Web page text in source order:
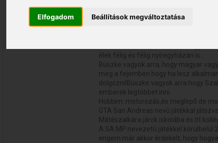
Elfogadom Beállítások megváltoztatása
313
«Dátum:2012. augusztus 14. - 01:32:03 »
élek félig és félig nyíregyházán is...
Büszke vagyok arra, hogy magyar
meg a fejemben hogy ha lesz
dolgozni!Büszke vagyok arra hogy
emberek legtöbbet inni
Hobbim: motorozás,és meglepõ de
GTA San Andreas nevû játékkal
Mátészalkára járok iskolába és itt
A SA:MP nevezetû játékkel körülbelül
engem már akkor érdekelt, hogy